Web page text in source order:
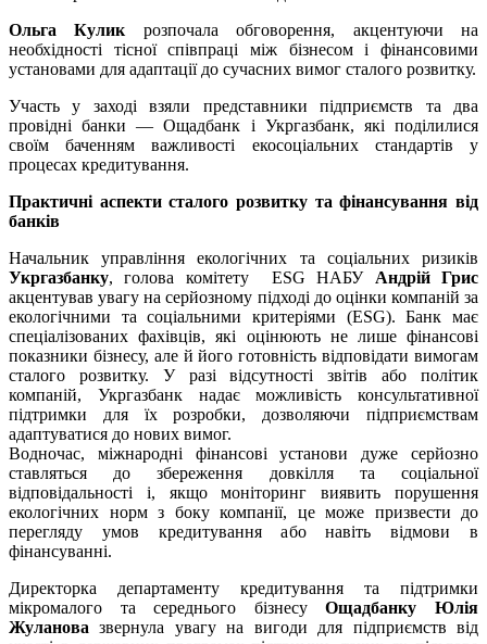
Ольга Кулик розпочала обговорення, акцентуючи на
необхідності тісної співпраці між бізнесом і фінансовими
установами для адаптації до сучасних вимог сталого розвитку.
Участь у заході взяли представники підприємств та два
провідні банки — Ощадбанк і Укргазбанк, які поділилися
своїм баченням важливості екосоціальних стандартів у
процесах кредитування.
Практичні аспекти сталого розвитку та фінансування від
банків
Начальник управління екологічних та соціальних ризиків
Укргазбанку, голова комітету ESG НАБУ Андрій Грис
акцентував увагу на серйозному підході до оцінки компаній за
екологічними та соціальними критеріями (ESG). Банк має
спеціалізованих фахівців, які оцінюють не лише фінансові
показники бізнесу, але й його готовність відповідати вимогам
сталого розвитку. У разі відсутності звітів або політик
компаній, Укргазбанк надає можливість консультативної
підтримки для їх розробки, дозволяючи підприємствам
адаптуватися до нових вимог.
Водночас, міжнародні фінансові установи дуже серйозно
ставляться до збереження довкілля та соціальної
відповідальності і, якщо моніторинг виявить порушення
екологічних норм з боку компанії, це може призвести до
перегляду умов кредитування або навіть відмови в
фінансуванні.
Директорка департаменту кредитування та підтримки
мікромалого та середнього бізнесуОщадбанку
Юлія
Жуланова звернула увагу на вигоди для підприємств від